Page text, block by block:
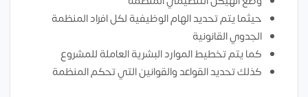
حيثما يتم تحديد الهام الوظيفية لكل افراد المنظمة
الجدوي القانونية
كما يتم تخطيط الموارد البشرية العاملة للمشروع
كذلك تحديد القواعد والقوانين التي تحكم المنظمة